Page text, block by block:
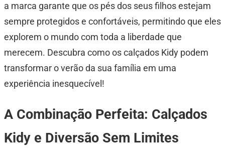
a marca garante que os pés dos seus filhos estejam
sempre protegidos e confortáveis, permitindo que eles
explorem o mundo com toda a liberdade que
merecem. Descubra como os calçados Kidy podem
transformar o verão da sua família em uma
experiência inesquecível!
A Combinação Perfeita: Calçados
Kidy e Diversão Sem Limites